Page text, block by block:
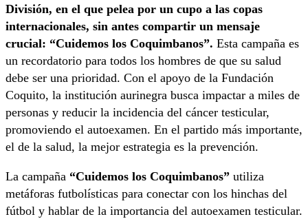
División, en el que pelea por un cupo a las copas
internacionales, sin antes compartir un mensaje
crucial: “Cuidemos los Coquimbanos”. Esta campaña es
un recordatorio para todos los hombres de que su salud
debe ser una prioridad. Con el apoyo de la Fundación
Coquito, la institución aurinegra busca impactar a miles de
personas y reducir la incidencia del cáncer testicular,
promoviendo el autoexamen. En el partido más importante,
el de la salud, la mejor estrategia es la prevención.
La campaña “Cuidemos los Coquimbanos” utiliza
metáforas futbolísticas para conectar con los hinchas del
fútbol y hablar de la importancia del autoexamen testicular.